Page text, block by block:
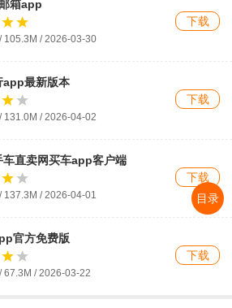
箱app
105.3M / 2026-03-30
下载
app最新版本
131.0M / 2026-04-02
下载
车直卖网买车app客户端
137.3M / 2026-04-01
下载
官方免费版
67.3M / 2026-03-22
下载
目录